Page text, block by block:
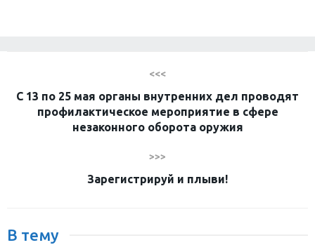
<<<
С 13 по 25 мая органы внутренних дел проводят
профилактическое мероприятие в сфере
незаконного оборота оружия
>>>
Зарегистрируй и плыви!
В тему